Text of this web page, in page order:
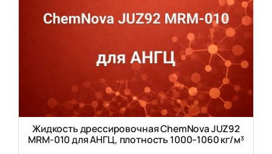
Жидкость дрессировочная ChemNova JUZ92
MRM-010 для АНГЦ, плотность 1000–1060 кг/м³